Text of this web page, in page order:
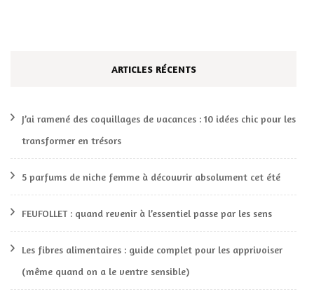
ARTICLES RÉCENTS
J’ai ramené des coquillages de vacances : 10 idées chic pour les
transformer en trésors
5 parfums de niche femme à découvrir absolument cet été
FEUFOLLET : quand revenir à l’essentiel passe par les sens
Les fibres alimentaires : guide complet pour les apprivoiser
(même quand on a le ventre sensible)